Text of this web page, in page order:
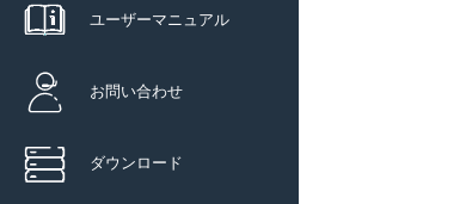
ユーザーマニュアル
お問い合わせ
ダウンロード